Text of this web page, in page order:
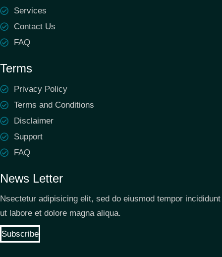
Services
Contact Us
FAQ
Terms
Privacy Policy
Terms and Conditions
Disclaimer
Support
FAQ
News Letter
Nsectetur adipisicing elit, sed do eiusmod tempor incididunt
ut labore et dolore magna aliqua.
Subscribe